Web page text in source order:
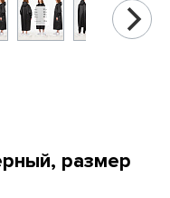
размер